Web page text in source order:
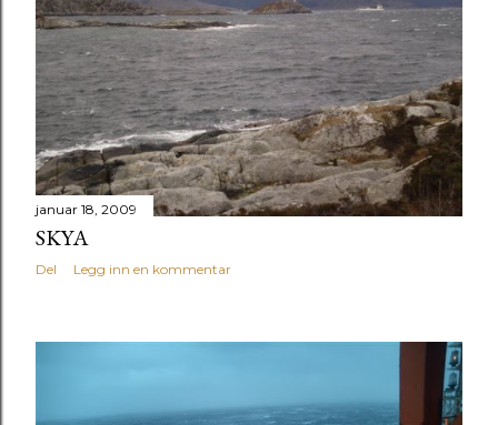
januar 18, 2009
SKYA
Del Legg inn en kommentar